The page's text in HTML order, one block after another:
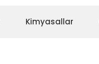
Kimyasallar